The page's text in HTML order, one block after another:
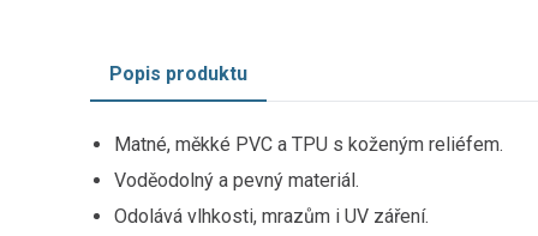
Popis produktu
Matné, měkké PVC a TPU s koženým reliéfem.
Voděodolný a pevný materiál.
Odolává vlhkosti, mrazům i UV záření.